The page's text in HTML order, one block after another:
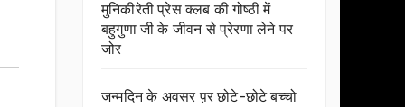
मुनिकीरेती प्रेस क्लब की गोष्ठी में
बहुगुणा जी के जीवन से प्रेरणा लेने पर
जोर
जन्मदिन के अवसर प़र छोटे-छोटे बच्चो